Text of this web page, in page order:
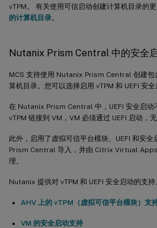
vTPM。 有关使用可信启动创建计算机目录的
的计算机目录。
Nutanix Prism Central 中的安全
MCS 支持使用 Nutanix Prism Central 创建包
算机目录。您可以选择启用 vTPM 和 UEFI 安全
在 Nutanix Prism Central 中，UEFI 安全启动
vTPM 链接到 VM，VM 必须通过 UEFI 启动，
此外，启用了虚拟可信平台模块、UEFI 和安
Prism Central 导入，并由 Citrix Virtual
理。
Nutanix 提供对 vTPM 和 UEFI 安全启动的支持
AHV 上的 vTPM（虚拟可信平台模块）支
VM 的安全启动支持